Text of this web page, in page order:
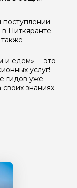
поступлении
в Питкяранте
и едем» – это
услуг!
гидов уже
своих знаниях